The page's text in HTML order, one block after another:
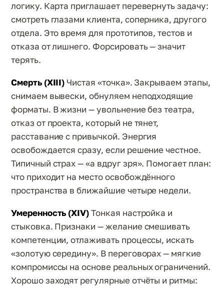
логику. Карта приглашает перевернуть задачу:
смотреть глазами клиента, соперника, другого
отдела. Это время для прототипов, тестов и
отказа от лишнего. Форсировать — значит
терять.
Смерть (XIII) Чистая «точка». Закрываем этапы,
снимаем вывески, обнуляем неподходящие
форматы. В жизни — увольнение без театра,
отказ от проекта, который не тянет,
расставание с привычкой. Энергия
освобождается сразу, если решение честное.
Типичный страх — «а вдруг зря». Помогает план:
что приходит на место освобождённого
пространства в ближайшие четыре недели.
Умеренность (XIV)Тонкая настройка и
стыковка. Признаки — желание смешивать
компетенции, отлаживать процессы, искать
«золотую середину». В переговорах — мягкие
компромиссы на основе реальных ограничений.
Хорошо заходят регулярные отчёты и ритмы: